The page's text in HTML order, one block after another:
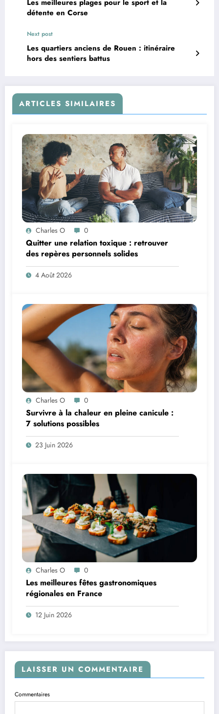
Les meilleures plages pour le sport et la
détente en Corse
Next post
Les quartiers anciens de Rouen : itinéraire
hors des sentiers battus
ARTICLES SIMILAIRES
Charles O 0
Quitter une relation toxique : retrouver
des repères personnels solides
4 Août 2026
Charles O 0
Survivre à la chaleur en pleine canicule :
7 solutions possibles
23 Juin 2026
Charles O 0
Les meilleures fêtes gastronomiques
régionales en France
12 Juin 2026
LAISSER UN COMMENTAIRE
Commentaires